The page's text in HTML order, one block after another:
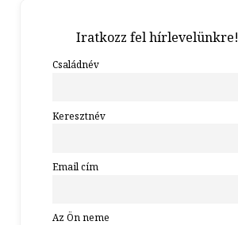
Iratkozz fel hírlevelünkre!
Családnév
Keresztnév
Email cím
Az Ön neme